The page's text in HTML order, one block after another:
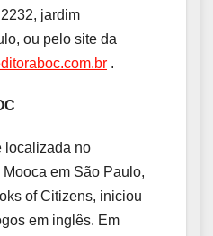
jardim
ou pelo site da
.
localizada no
em São Paulo,
of Citizens, iniciou
em inglês. Em